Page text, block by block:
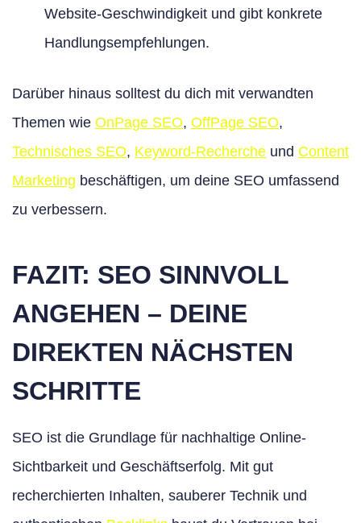
Website-Geschwindigkeit und gibt konkrete
Handlungsempfehlungen.
Darüber hinaus solltest du dich mit verwandten
Themen wie OnPage SEO, OffPage SEO,
Technisches SEO, Keyword-Recherche und Content
Marketing beschäftigen, um deine SEO umfassend
zu verbessern.
FAZIT: SEO SINNVOLL
ANGEHEN – DEINE
DIREKTEN NÄCHSTEN
SCHRITTE
SEO ist die Grundlage für nachhaltige Online-
Sichtbarkeit und Geschäftserfolg. Mit gut
recherchierten Inhalten, sauberer Technik und